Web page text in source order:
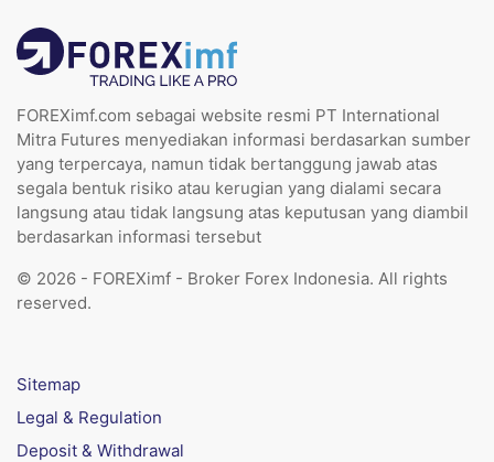
FOREXimf.com sebagai website resmi PT International
Mitra Futures menyediakan informasi berdasarkan sumber
yang terpercaya, namun tidak bertanggung jawab atas
segala bentuk risiko atau kerugian yang dialami secara
langsung atau tidak langsung atas keputusan yang diambil
berdasarkan informasi tersebut
© 2026 - FOREXimf - Broker Forex Indonesia. All rights
reserved.
Sitemap
Legal & Regulation
Deposit & Withdrawal